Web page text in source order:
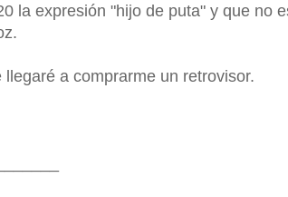
la expresión "hijo de puta" y que no
a comprarme un retrovisor.